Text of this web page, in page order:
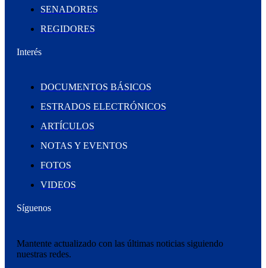
SENADORES
REGIDORES
Interés
DOCUMENTOS BÁSICOS
ESTRADOS ELECTRÓNICOS
ARTÍCULOS
NOTAS Y EVENTOS
FOTOS
VIDEOS
Síguenos
Mantente actualizado con las últimas noticias siguiendo
nuestras redes.